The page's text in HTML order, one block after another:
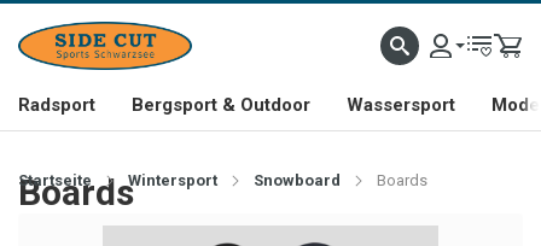
Radsport Bergsport & Outdoor Wassersport
Startseite Wintersport Snowboard Boards
Boards